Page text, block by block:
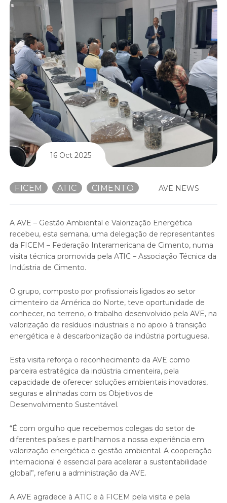
16 Oct 2025
FICEM ATIC CIMENTO AVE NEWS
A AVE – Gestão Ambiental e Valorização Energética
recebeu, esta semana, uma delegação de representantes
da FICEM – Federação Interamericana de Cimento, numa
visita técnica promovida pela ATIC – Associação Técnica da
Indústria de Cimento.
O grupo, composto por profissionais ligados ao setor
cimenteiro da América do Norte, teve oportunidade de
conhecer, no terreno, o trabalho desenvolvido pela AVE, na
valorização de resíduos industriais e no apoio à transição
energética e à descarbonização da indústria portuguesa.
Esta visita reforça o reconhecimento da AVE como
parceira estratégica da indústria cimenteira, pela
capacidade de oferecer soluções ambientais inovadoras,
seguras e alinhadas com os Objetivos de
Desenvolvimento Sustentável.
“É com orgulho que recebemos colegas do setor de
diferentes países e partilhamos a nossa experiência em
valorização energética e gestão ambiental. A cooperação
internacional é essencial para acelerar a sustentabilidade
global”, referiu a administração da AVE.
A AVE agradece à ATIC e à FICEM pela visita e pela